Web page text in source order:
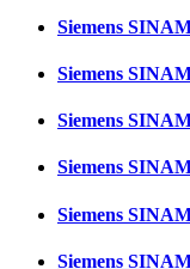
Siemens
Siemens
Siemens
Siemens
Siemens
Siemens